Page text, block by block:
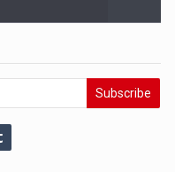
Subscribe